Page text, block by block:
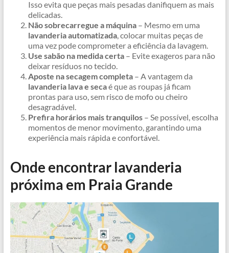
Isso evita que peças mais pesadas danifiquem as mais
delicadas.
Não sobrecarregue a máquina– Mesmo em uma
lavanderia automatizada, colocar muitas peças de
uma vez pode comprometer a eficiência da lavagem.
Use sabão na medida certa– Evite exageros para não
deixar resíduos no tecido.
Aposte na secagem completa– A vantagem da
lavanderia lava e secaé que as roupas já ficam
prontas para uso, sem risco de mofo ou cheiro
desagradável.
Prefira horários mais tranquilos– Se possível, escolha
momentos de menor movimento, garantindo uma
experiência mais rápida e confortável.
Onde encontrar lavanderia
próxima em Praia Grande